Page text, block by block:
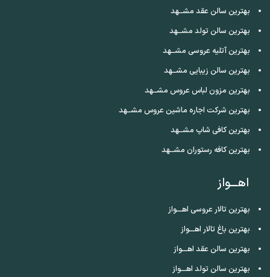
بهترین سالن عقد مشــهد
بهترین سالن تولد مشــهد
بهترین آتلیه عروسی مشــهد
بهترین سالن زیبایی مشــهد
بهترین مزون لباس عروس مشــهد
بهترین شرکت اجاره ماشین عروس مشــهد
بهترین کافی شاپ مشــهد
بهترین کافه رستوران مشــهد
اهـــواز
بهترین تالار عروسی اهـــواز
بهترین باغ تالار اهـــواز
بهترین سالن عقد اهـــواز
بهترین سالن تولد اهـــواز